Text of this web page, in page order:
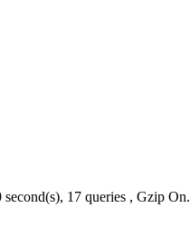
second(s), 17 queries , Gzip On.